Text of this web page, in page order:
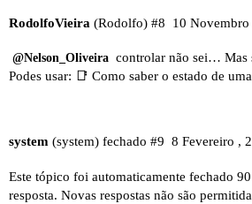
RodolfoVieira (Rodolfo) 10
#8
@Nelson_Oliveira controlar não sei… Mas
Podes usar: 📑 Como saber o estado de
system (system) fechado 8 Fevereiro ,
#9
Este tópico foi automaticamente fechado
resposta. Novas respostas não são